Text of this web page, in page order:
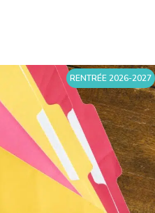
RENTRÉE 2026-2027